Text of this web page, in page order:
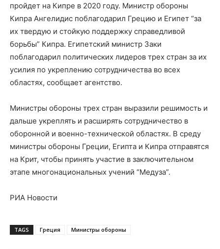
пройдет на Кипре в 2020 году. Министр обороны
Кипра Ангелидис поблагодарил Грецию и Египет “за
их твердую и стойкую поддержку справедливой
борьбы” Кипра. Египетский министр Заки
поблагодарил политических лидеров трех стран за их
усилия по укреплению сотрудничества во всех
областях, сообщает агентство.
Министры обороны трех стран выразили решимость и
дальше укреплять и расширять сотрудничество в
оборонной и военно-технической областях. В среду
министры обороны Греции, Египта и Кипра отправятся
на Крит, чтобы принять участие в заключительном
этапе многонациональных учений “Медуза”.
РИА Новости
TAGS Греция Министры обороны